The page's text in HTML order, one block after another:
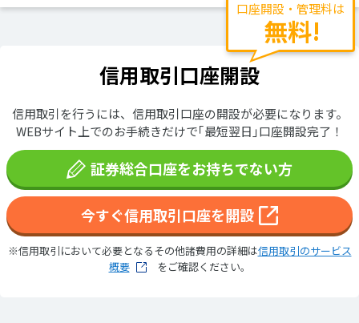
口座開設・管理料は
無料!
信用取引口座開設
信用取引を行うには、信用取引口座の開設が必要になります。
WEBサイト上でのお手続きだけで｢最短翌日｣口座開設完了！
証券総合口座をお持ちでない方
今すぐ信用取引口座を開設
※信用取引において必要となるその他諸費用の詳細は信用取引のサービス
概要
をご確認ください。